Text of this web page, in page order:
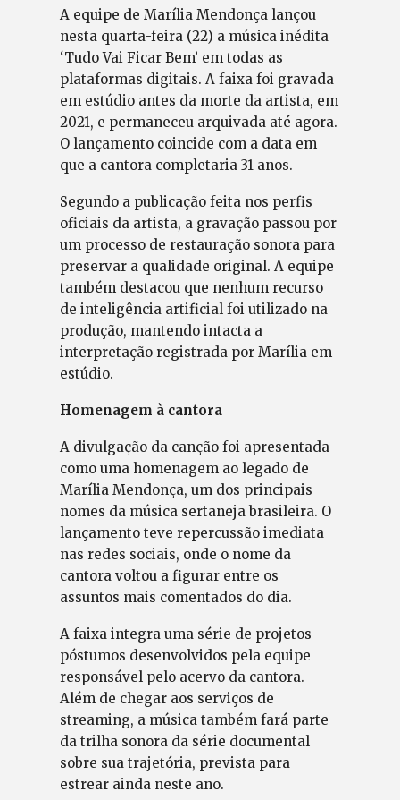
A equipe de Marília Mendonça lançou
nesta quarta-feira (22) a música inédita
‘Tudo Vai Ficar Bem’ em todas as
plataformas digitais. A faixa foi gravada
em estúdio antes da morte da artista, em
2021, e permaneceu arquivada até agora.
O lançamento coincide com a data em
que a cantora completaria 31 anos.
Segundo a publicação feita nos perfis
oficiais da artista, a gravação passou por
um processo de restauração sonora para
preservar a qualidade original. A equipe
também destacou que nenhum recurso
de inteligência artificial foi utilizado na
produção, mantendo intacta a
interpretação registrada por Marília em
estúdio.
Homenagem à cantora
A divulgação da canção foi apresentada
como uma homenagem ao legado de
Marília Mendonça, um dos principais
nomes da música sertaneja brasileira. O
lançamento teve repercussão imediata
nas redes sociais, onde o nome da
cantora voltou a figurar entre os
assuntos mais comentados do dia.
A faixa integra uma série de projetos
póstumos desenvolvidos pela equipe
responsável pelo acervo da cantora.
Além de chegar aos serviços de
streaming, a música também fará parte
da trilha sonora da série documental
sobre sua trajetória, prevista para
estrear ainda neste ano.